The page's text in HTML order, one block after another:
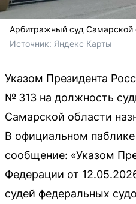
Арбитражный суд Самарской
Источник: Яндекс Карты
Указом Президента
№ 313 на должность
Самарской области
В официальном
сообщение: «Указом
Федерации от
судей федеральных